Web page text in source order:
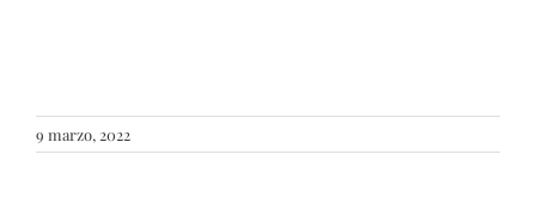
9 marzo, 2022